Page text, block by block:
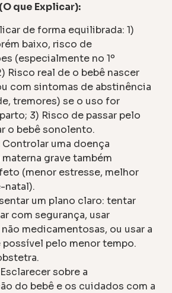
que Explicar):
de forma equilibrada: 1)
baixo, risco de
(especialmente no 1º
Risco real de o bebê nascer
com sintomas de abstinência
tremores) se o uso for
3) Risco de passar pelo
o bebê sonolento.
Controlar uma doença
grave também
(menor estresse, melhor
natal).
um plano claro: tentar
com segurança, usar
medicamentosas, ou usar a
possível pelo menor tempo.
Esclarecer sobre a
do bebê e os cuidados com a